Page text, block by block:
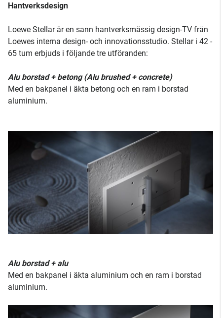
Hantverksdesign
Loewe Stellar är en sann hantverksmässig design-TV från
Loewes interna design- och innovationsstudio. Stellar i 42 -
65 tum erbjuds i följande tre utföranden:
Alu borstad + betong (Alu brushed + concrete)
Med en bakpanel i äkta betong och en ram i borstad
aluminium.
Alu borstad + alu
Med en bakpanel i äkta aluminium och en ram i borstad
aluminium.